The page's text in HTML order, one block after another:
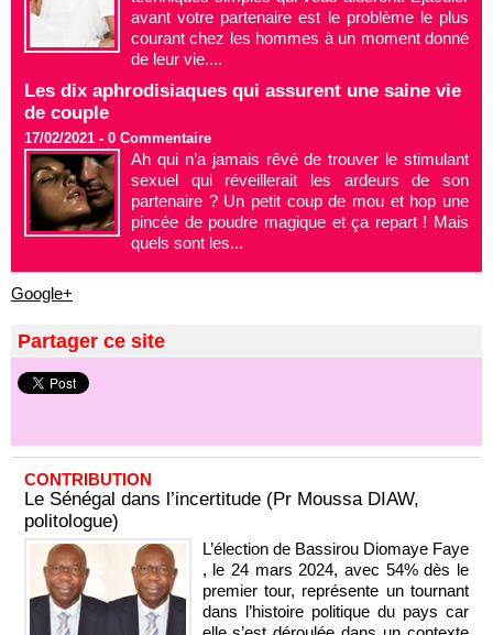
avant votre partenaire est le problème le plus
courant chez les hommes à un moment donné
de leur vie....
Les dix aphrodisiaques qui assurent une saine vie
de couple
17/02/2021 - 0 Commentaire
Ah qui n’a jamais rêvé de trouver le stimulant
sexuel qui réveillerait les ardeurs de son
partenaire ? Un petit coup de mou et hop une
pincée de poudre magique et ça repart ! Mais
quels sont les...
Google+
Partager ce site
CONTRIBUTION
Le Sénégal dans l’incertitude (Pr Moussa DIAW,
politologue)
L’élection de Bassirou Diomaye Faye
, le 24 mars 2024, avec 54% dès le
premier tour, représente un tournant
dans l’histoire politique du pays car